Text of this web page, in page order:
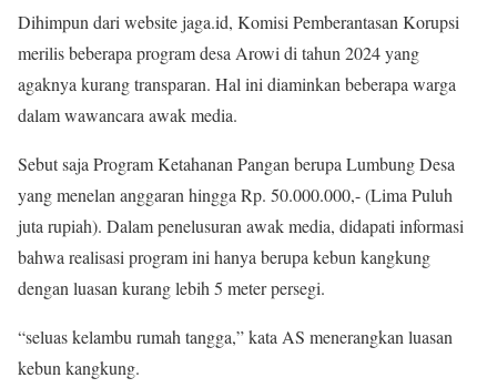
Dihimpun dari website jaga.id, Komisi Pemberantasan Korupsi
merilis beberapa program desa Arowi di tahun 2024 yang
agaknya kurang transparan. Hal ini diaminkan beberapa warga
dalam wawancara awak media.
Sebut saja Program Ketahanan Pangan berupa Lumbung Desa
yang menelan anggaran hingga Rp. 50.000.000,- (Lima Puluh
juta rupiah). Dalam penelusuran awak media, didapati informasi
bahwa realisasi program ini hanya berupa kebun kangkung
dengan luasan kurang lebih 5 meter persegi.
“seluas kelambu rumah tangga,” kata AS menerangkan luasan
kebun kangkung.